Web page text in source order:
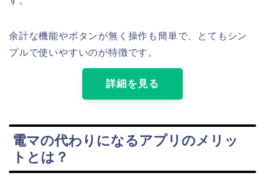
余計な機能やボタンが無く操作も簡単で、とてもシン
プルで使いやすいのが特徴です。
詳細を見る
電マの代わりになるアプリのメリッ
トとは？